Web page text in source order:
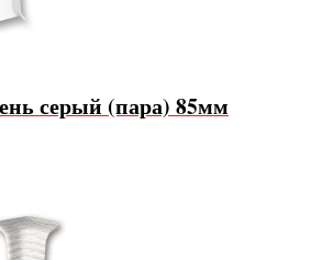
серый (пара) 85мм